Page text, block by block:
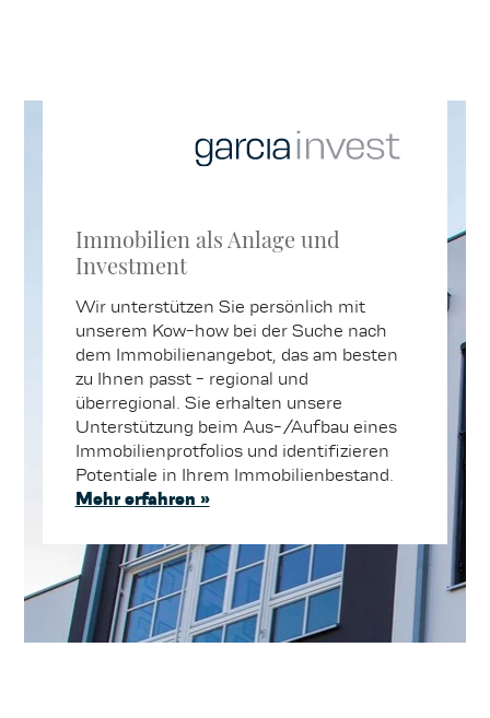
Immobilien als Anlage und
Investment
Wir unterstützen Sie persönlich mit
unserem Kow-how bei der Suche nach
dem Immobilienangebot, das am besten
zu Ihnen passt - regional und
überregional. Sie erhalten unsere
Unterstützung beim Aus-/Aufbau eines
Immobilienprotfolios und identifizieren
Potentiale in Ihrem Immobilienbestand.
Mehr erfahren »